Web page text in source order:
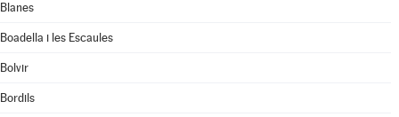
Blanes
Boadella i les Escaules
Bolvir
Bordils